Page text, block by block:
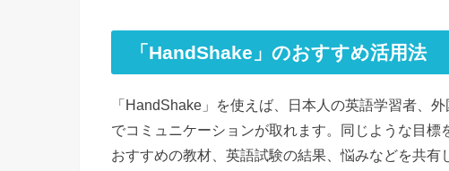
「HandShake」のおすすめ活用法
「HandShake」を使えば、日本人の英語学習者、
でコミュニケーションが取れます。同じような目
おすすめの教材、英語試験の結果、悩みなどを共